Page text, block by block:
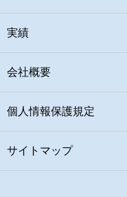
実績
会社概要
個人情報保護規定
サイトマップ